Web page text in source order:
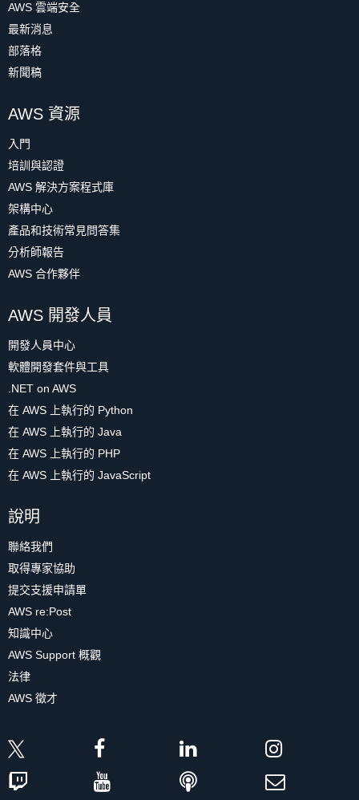
AWS 雲端安全
最新消息
部落格
新聞稿
AWS 資源
入門
培訓與認證
AWS 解決方案程式庫
架構中心
產品和技術常見問答集
分析師報告
AWS 合作夥伴
AWS 開發人員
開發人員中心
軟體開發套件與工具
.NET on AWS
在 AWS 上執行的 Python
在 AWS 上執行的 Java
在 AWS 上執行的 PHP
在 AWS 上執行的 JavaScript
說明
聯絡我們
取得專家協助
提交支援申請單
AWS re:Post
知識中心
AWS Support 概觀
法律
AWS 徵才